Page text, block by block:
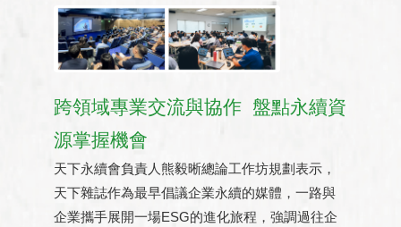
跨領域專業交流與協作 盤點永續資
源掌握機會
天下永續會負責人熊毅晰總論工作坊規劃表示，
天下雜誌作為最早倡議企業永續的媒體，一路與
企業攜手展開一場ESG的進化旅程，強調過往企